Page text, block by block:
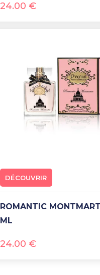
24.00 €
ROMANTIC MONTMARTRE 50
ML
24.00 €
DÉCOUVRIR